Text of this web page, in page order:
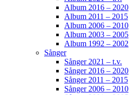
Album 2016 – 2020
Album 2011 – 2015
Album 2006 – 2010
Album 2003 – 2005
Album 1992 – 2002
Sånger
Sånger 2021 – t.v.
Sånger 2016 – 2020
Sånger 2011 – 2015
Sånger 2006 – 2010